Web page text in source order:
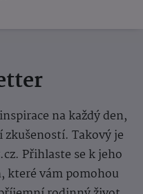
na každý den,
Takový je
Přihlaste se k jeho
které vám pomohou